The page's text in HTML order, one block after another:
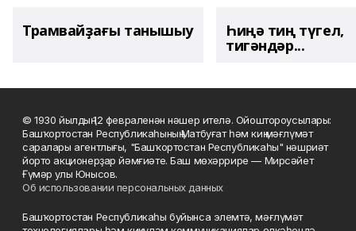
Трамвайҙағы танышыу Һиңә тиң түгел,
тигәндәр...
© 1930 йылдың 12 февраленән нәшер ителә. Ойоштороусылары:
Башҡортостан Республикаһының Матбуғат һәм киң мәғлүмәт
саралары агентлығы, "Башҡортостан Республикаһы" нәшриәт
йорто акционерҙар йәмғиәте. Баш мөхәррире — Мирсәйет
Ғүмәр улы Юнысов.
Об использовании персональных данных
Башҡортостан Республикаһы буйынса элемтә, мәғлүмәт